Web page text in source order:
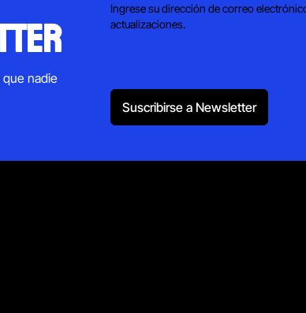
nadie
Ingrese su dirección de correo
actualizaciones.
Suscribirse a Newsletter